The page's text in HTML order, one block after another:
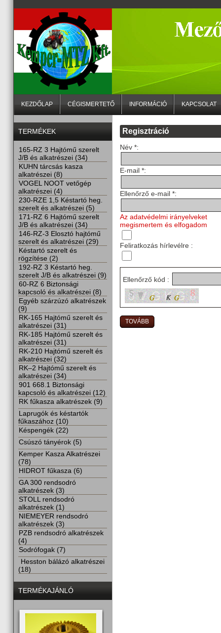
KEZDŐLAP CÉGISMERTETŐ INFORMÁCIÓ KAPCSOLAT
Regisztráció
Név *:
E-mail *:
Ellenőrző e-mail *:
Az adatvédelmi irányelveket
megismertem és elfogadom
Feliratkozás hírlevélre :
Ellenőrző kód :
TERMÉKEK
165-RZ 3 Hajtómű szerelt
J/B és alkatrészei (34)
KUHN tárcsás kasza
alkatrészei (8)
VOGEL NOOT vetőgép
alkatrészei (4)
230-RZE 1,5 Késtartó heg.
szerelt és alkatrészei (5)
171-RZ 6 Hajtómű szerelt
J/B és alkatrészei (34)
146-RZ-3 Elosztó hajtómű
szerelt és alkatrészei (29)
Késtartó szerelt és
rögzítése (2)
192-RZ 3 Késtartó heg.
szerelt J/B és alkatrészei (9)
60-RZ 6 Biztonsági
kapcsoló és alkatrészei (8)
Egyéb szárzúzó alkatrészek
(9)
RK-165 Hajtómű szerelt és
alkatrészei (31)
RK-185 Hajtómű szerelt és
alkatrészei (31)
RK-210 Hajtómű szerelt és
alkatrészei (32)
RK–2 Hajtómű szerelt és
alkatrészei (34)
901 668.1 Biztonsági
kapcsoló és alkatrészei (12)
RK fűkasza alkatrészek (9)
Laprugók és késtartók
fűkaszához (10)
Késpengék (22)
Csúszó tányérok (5)
Kemper Kasza Alkatrészei
(78)
HIDROT fűkasza (6)
GA 300 rendsodró
alkatrészek (3)
STOLL rendsodró
alkatrészek (1)
NIEMEYER rendsodró
alkatrészek (3)
PZB rendsodró alkatrészek
(4)
Sodrófogak (7)
Hesston bálázó alkatrészei
(18)
TERMÉKAJÁNLÓ